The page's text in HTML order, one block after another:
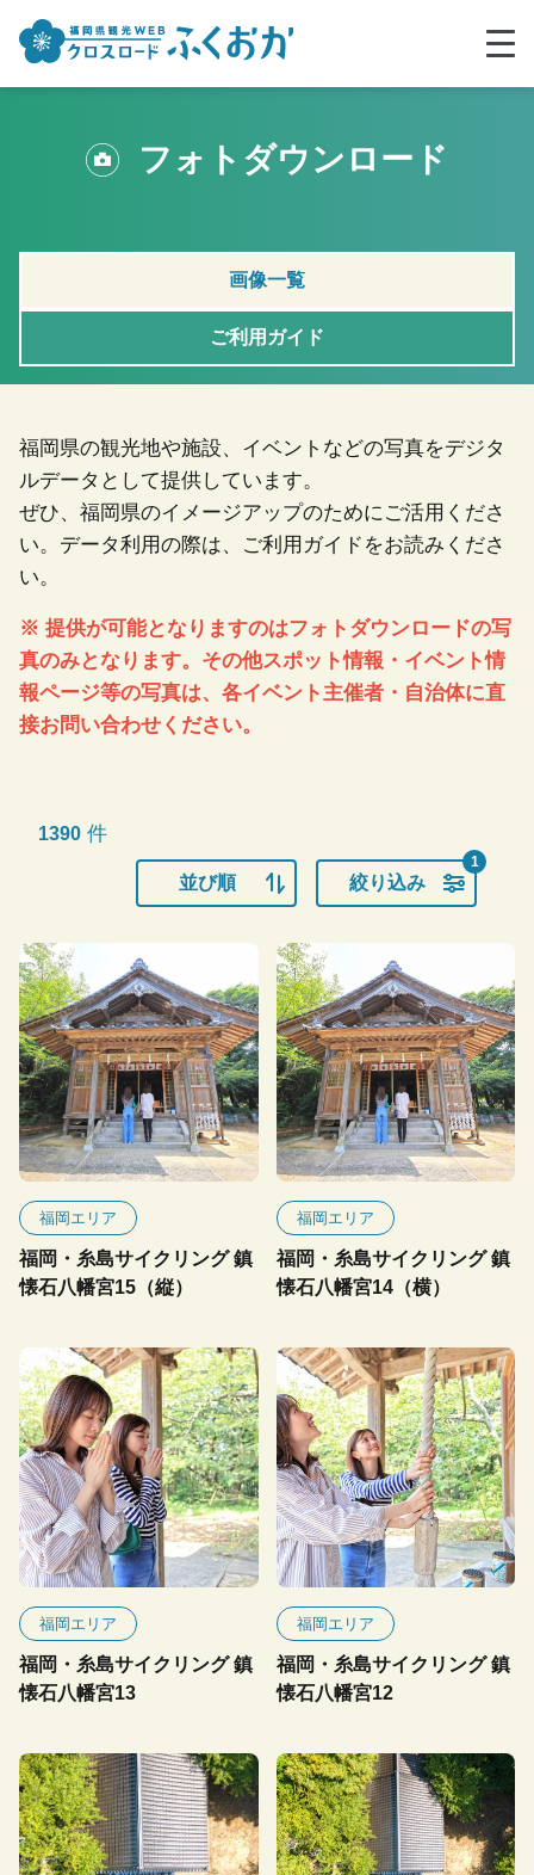
フォトダウンロード
画像一覧
ご利用ガイド
福岡県の観光地や施設、イベントなどの写真をデジタ
ルデータとして提供しています。
ぜひ、福岡県のイメージアップのためにご活用くださ
い。データ利用の際は、ご利用ガイドをお読みくださ
い。
※ 提供が可能となりますのはフォトダウンロードの写
真のみとなります。その他スポット情報・イベント情
報ページ等の写真は、各イベント主催者・自治体に直
接お問い合わせください。
1390 件
並び順 絞り込み
1
福岡エリア
福岡・糸島サイクリング 鎮
懐石八幡宮15（縦）
福岡エリア
福岡・糸島サイクリング 鎮
懐石八幡宮14（横）
福岡エリア
福岡・糸島サイクリング 鎮
懐石八幡宮13
福岡エリア
福岡・糸島サイクリング 鎮
懐石八幡宮12